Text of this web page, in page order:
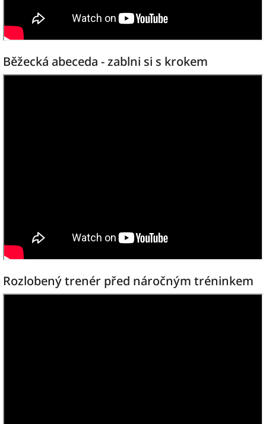
Běžecká abeceda - zablni si s krokem
Rozlobený trenér před náročným tréninkem